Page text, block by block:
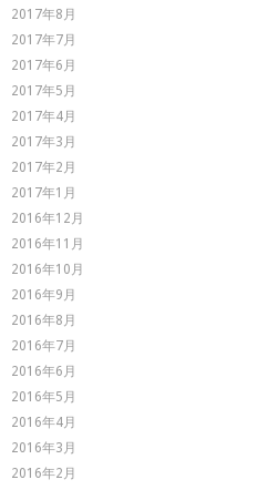
2017年8月
2017年7月
2017年6月
2017年5月
2017年4月
2017年3月
2017年2月
2017年1月
2016年12月
2016年11月
2016年10月
2016年9月
2016年8月
2016年7月
2016年6月
2016年5月
2016年4月
2016年3月
2016年2月